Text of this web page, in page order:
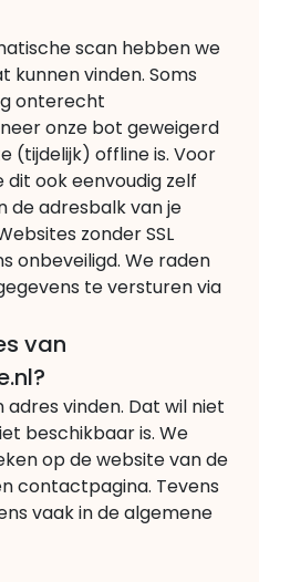
scan hebben we
kunnen vinden. Soms
onterecht
onze bot geweigerd
(tijdelijk) offline is. Voor
dit ook eenvoudig zelf
de adresbalk van je
zonder SSL
onbeveiligd. We raden
te versturen via
van
vinden. Dat wil niet
beschikbaar is. We
op de website van de
contactpagina. Tevens
vaak in de algemene